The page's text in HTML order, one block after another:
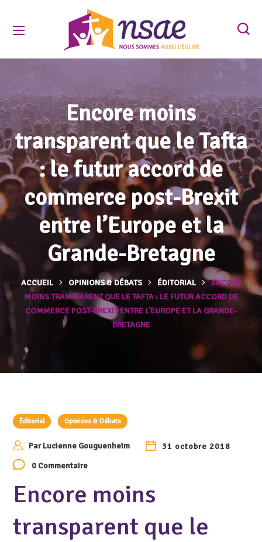
Encore moins
transparent que le Tafta
: le futur accord de
commerce post-Brexit
entre l’Europe et la
Grande-Bretagne
ACCUEIL OPINIONS & DÉBATS ÉDITORIAL
ENCORE
MOINS TRANSPARENT QUE LE TAFTA : LE FUTUR ACCORD DE
COMMERCE POST-BREXIT ENTRE L’EUROPE ET LA GRANDE-
BRETAGNE
Éditorial Opinions & Débats
ParLucienne Gouguenheim
31 octobre 2018
0 Commentaire
Encore moins
transparent que le